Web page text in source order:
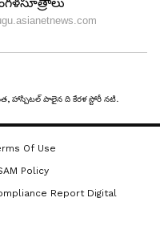
హాస్పిటల్ పాలైన ది కేరళ స్టోరీ నటి.
Of Use
Policy
Report Digital